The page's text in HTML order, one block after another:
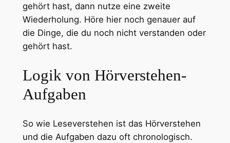
gehört hast, dann nutze eine zweite
Wiederholung. Höre hier noch genauer auf
die Dinge, die du noch nicht verstanden oder
gehört hast.
Logik von Hörverstehen-
Aufgaben
So wie Leseverstehen ist das Hörverstehen
und die Aufgaben dazu oft chronologisch.